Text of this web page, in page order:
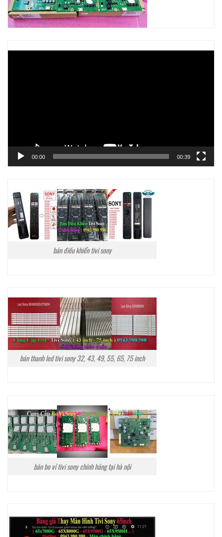
00:00 00:39
bán điều khiển tivi sony
bán thanh led tivi sony 32, 43, 49, 55, 65, 75 inch
bán bo vỉ tivi sony chính hãng tại hà nội